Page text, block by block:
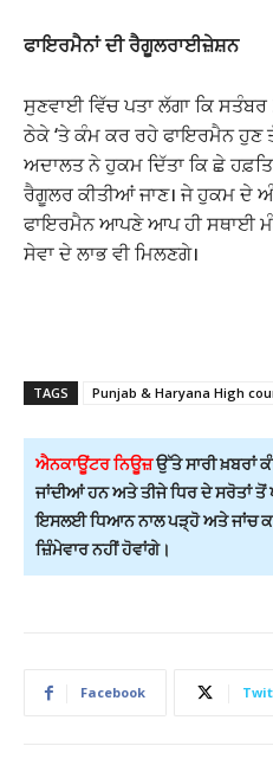
ਫਾਇਰਮੈਨਾਂ ਦੀ ਰੈਗੂਲਰਾਈਜ਼ੇਸ਼ਨ
ਸੁਣਵਾਈ ਵਿੱਚ ਪਤਾ ਲੱਗਾ ਕਿ
ਠੇਕੇ ‘ਤੇ ਕੰਮ ਕਰ ਰਹੇ ਫਾਇਰਮੈਨ ਹੁਣ
ਅਦਾਲਤ ਨੇ ਹੁਕਮ ਦਿੱਤਾ ਕਿ ਛੇ
ਰੈਗੂਲਰ ਕੀਤੀਆਂ ਜਾਣ। ਜੇ ਹੁਕਮ ਦੇ
ਫਾਇਰਮੈਨ ਆਪਣੇ ਆਪ ਹੀ ਸਥਾਈ
ਸੇਵਾ ਦੇ ਲਾਭ ਵੀ ਮਿਲਣਗੇ।
TAGS Punjab & Haryana High
ਐਨਕਾਊਂਟਰ ਨਿਊਜ਼ਉੱਤੇ ਸਾਰੀ ਖ਼ਬਰਾਂ
ਜਾਂਦੀਆਂ ਹਨ ਅਤੇ ਤੀਜੇ ਧਿਰ ਦੇ ਸਰੋਤਾਂ
ਇਸਲਈ ਧਿਆਨ ਨਾਲ ਪੜ੍ਹੋ ਅਤੇ ਜਾਂਚ
ਜ਼ਿੰਮੇਵਾਰ ਨਹੀਂ ਹੋਵਾਂਗੇ।
Facebook